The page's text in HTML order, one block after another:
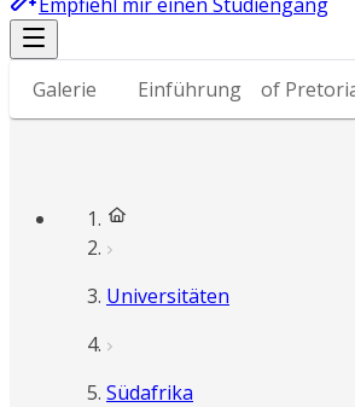
Galerie Einführung
Warum an University of
Universitäten
Südafrika